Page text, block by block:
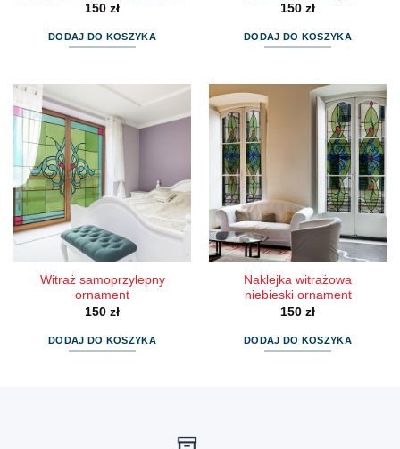
150 zł
DODAJ DO KOSZYKA
150 zł
DODAJ DO KOSZYKA
Witraż samoprzylepny
ornament
150 zł
DODAJ DO KOSZYKA
Naklejka witrażowa
niebieski ornament
150 zł
DODAJ DO KOSZYKA